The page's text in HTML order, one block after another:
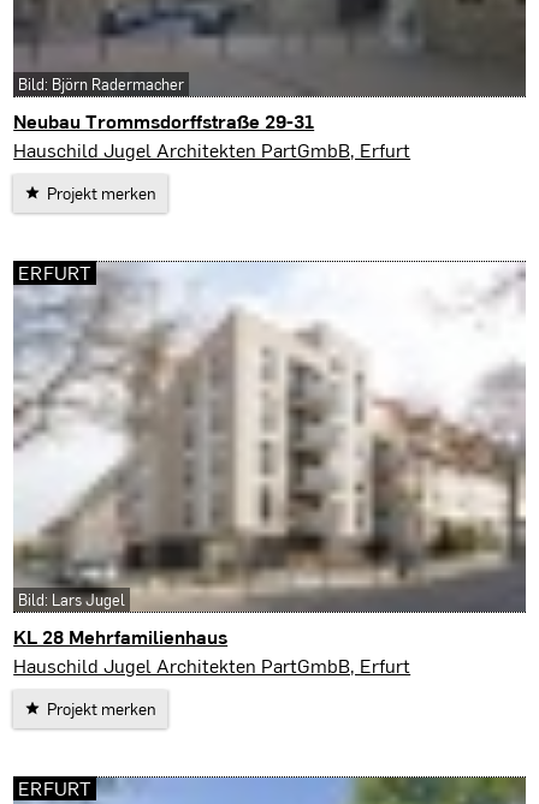
Neubau Trommsdorffstraße 29-31
Erfurt
Hauschild Jugel Architekten PartGmbB, Erfurt
Projekt merken
Bild: Björn Radermacher
KL 28 Mehrfamilienhaus
Erfurt
Hauschild Jugel Architekten PartGmbB, Erfurt
Projekt merken
ERFURT
Bild: Lars Jugel
ERFURT